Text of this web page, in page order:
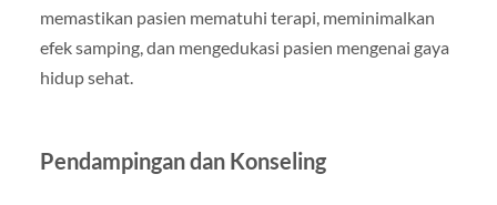
memastikan pasien mematuhi terapi, meminimalkan
efek samping, dan mengedukasi pasien mengenai gaya
hidup sehat.
Pendampingan dan Konseling